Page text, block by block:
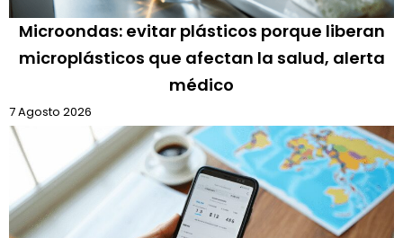
Microondas: evitar plásticos porque liberan
microplásticos que afectan la salud, alerta
médico
7 Agosto 2026